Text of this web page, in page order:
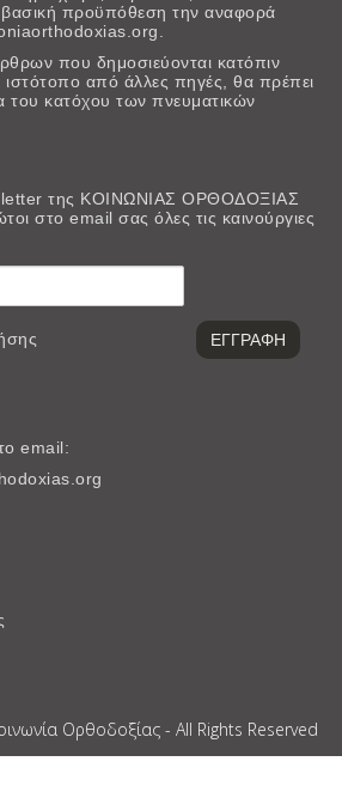
προϋπόθεση την αναφορά
που δημοσιεύονται κατόπιν
ιστότοπο από άλλες πηγές, θα πρέπει
του κατόχου των πνευματικών
της ΚΟΙΝΩΝΙΑΣ ΟΡΘΟΔΟΞΙΑΣ
στο email σας όλες τις καινούργιες
email:
Ορθοδοξίας - All Rights Reserved